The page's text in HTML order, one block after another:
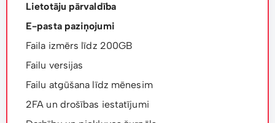
Lietotāju pārvaldība
E-pasta paziņojumi
Faila izmērs līdz 200GB
Failu versijas
Failu atgūšana līdz mēnesim
2FA un drošības iestatījumi